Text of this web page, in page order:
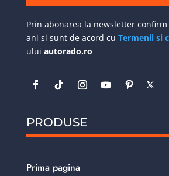
Prin abonarea la newsletter confirm
ani si sunt de acord cu Termenii si
ului autorado.ro
PRODUSE
Prima pagina